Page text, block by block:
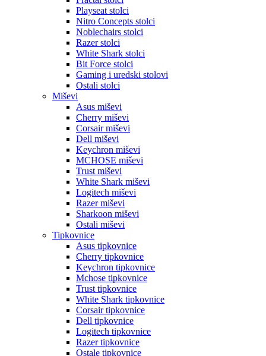
Playseat stolci
Nitro Concepts stolci
Noblechairs stolci
Razer stolci
White Shark stolci
Bit Force stolci
Gaming i uredski stolovi
Ostali stolci
Miševi
Asus miševi
Cherry miševi
Corsair miševi
Dell miševi
Keychron miševi
MCHOSE miševi
Trust miševi
White Shark miševi
Logitech miševi
Razer miševi
Sharkoon miševi
Ostali miševi
Tipkovnice
Asus tipkovnice
Cherry tipkovnice
Keychron tipkovnice
Mchose tipkovnice
Trust tipkovnice
White Shark tipkovnice
Corsair tipkovnice
Dell tipkovnice
Logitech tipkovnice
Razer tipkovnice
Ostale tipkovnice